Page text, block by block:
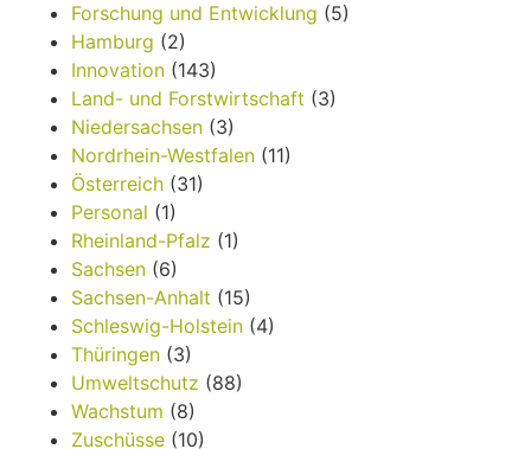
Forschung und Entwicklung (5)
Hamburg (2)
Innovation (143)
Land- und Forstwirtschaft (3)
Niedersachsen (3)
Nordrhein-Westfalen (11)
Österreich (31)
Personal (1)
Rheinland-Pfalz (1)
Sachsen (6)
Sachsen-Anhalt (15)
Schleswig-Holstein (4)
Thüringen (3)
Umweltschutz (88)
Wachstum (8)
Zuschüsse (10)